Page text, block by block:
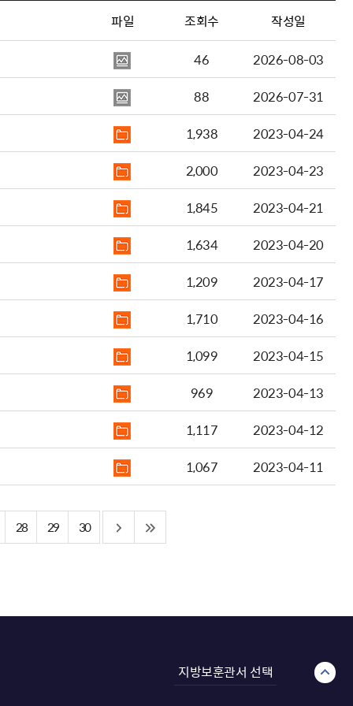
파일 조회수 작성일
46
2026-08-03
88
2026-07-31
1,938
2023-04-24
2,000
2023-04-23
1,845
2023-04-21
1,634
2023-04-20
1,209
2023-04-17
1,710
2023-04-16
1,099
2023-04-15
969
2023-04-13
1,117
2023-04-12
1,067
2023-04-11
28 29 30
지방보훈관서 선택